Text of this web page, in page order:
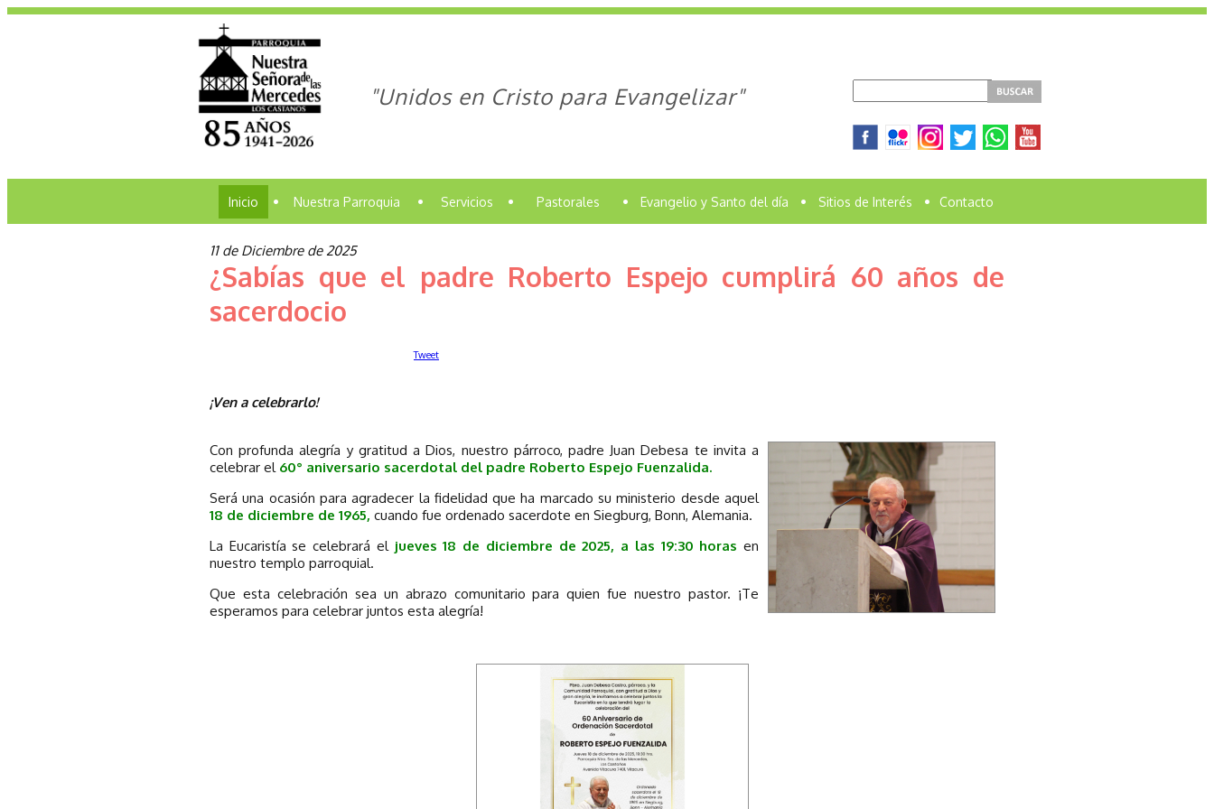
"Unidos en Cristo para Evangelizar"
Inicio • Nuestra Parroquia • Servicios • Pastorales • Evangelio y Santo del día • Sitios de Interés • Contacto
11 de Diciembre de 2025
¿Sabías que el padre Roberto Espejo cumplirá 60 años de
sacerdocio
Tweet
¡Ven a celebrarlo!
Con profunda alegría y gratitud a Dios, nuestro párroco, padre Juan Debesa te invita a
celebrar el 60° aniversario sacerdotal del padre Roberto Espejo Fuenzalida.
Será una ocasión para agradecer la fidelidad que ha marcado su ministerio desde aquel
18 de diciembre de 1965, cuando fue ordenado sacerdote en Siegburg, Bonn, Alemania.
La Eucaristía se celebrará el jueves 18 de diciembre de 2025, a las 19:30 horasen
nuestro templo parroquial.
Que esta celebración sea un abrazo comunitario para quien fue nuestro pastor. ¡Te
esperamos para celebrar juntos esta alegría!